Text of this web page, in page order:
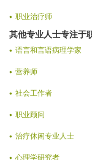
职业治疗师
其他专业人士专注于
语言和言语病理学家
营养师
社会工作者
职业顾问
治疗休闲专业人士
心理学研究者